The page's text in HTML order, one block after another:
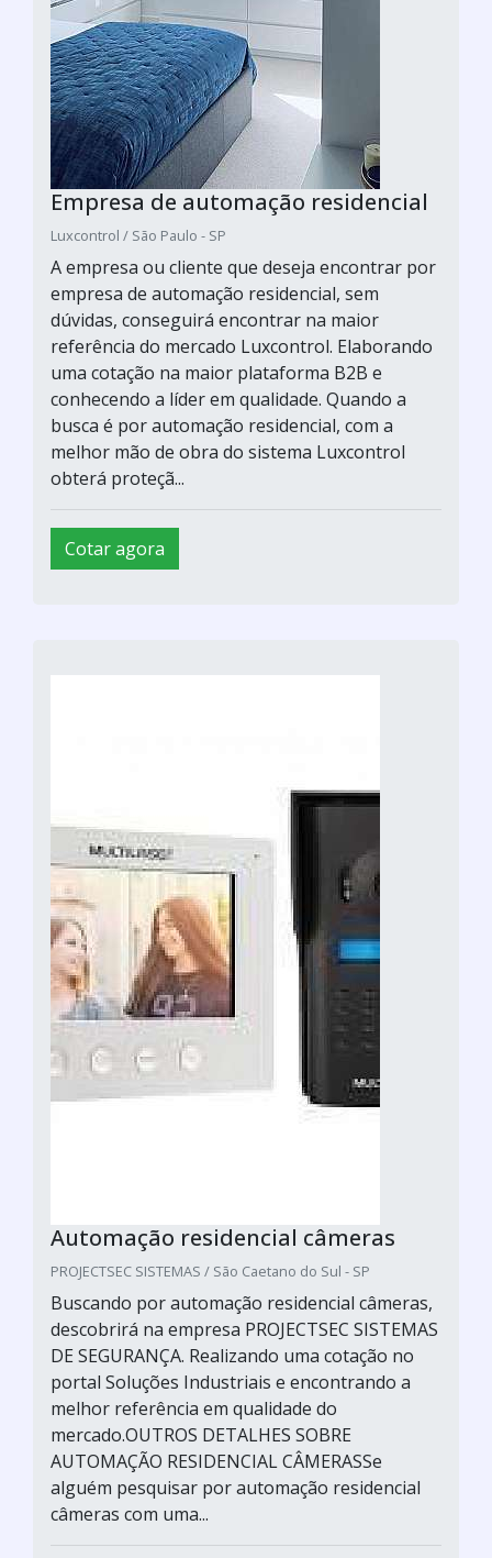
Empresa de automação residencial
Luxcontrol / São Paulo - SP
A empresa ou cliente que deseja encontrar por
empresa de automação residencial, sem
dúvidas, conseguirá encontrar na maior
referência do mercado Luxcontrol. Elaborando
uma cotação na maior plataforma B2B e
conhecendo a líder em qualidade. Quando a
busca é por automação residencial, com a
melhor mão de obra do sistema Luxcontrol
obterá proteçã...
Cotar agora
Automação residencial câmeras
PROJECTSEC SISTEMAS / São Caetano do Sul - SP
Buscando por automação residencial câmeras,
descobrirá na empresa PROJECTSEC SISTEMAS
DE SEGURANÇA. Realizando uma cotação no
portal Soluções Industriais e encontrando a
melhor referência em qualidade do
mercado.OUTROS DETALHES SOBRE
AUTOMAÇÃO RESIDENCIAL CÂMERASSe
alguém pesquisar por automação residencial
câmeras com uma...